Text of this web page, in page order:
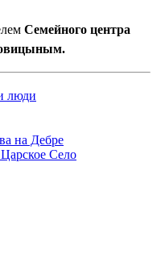
Семейного центра
люди
на Дебре
Село